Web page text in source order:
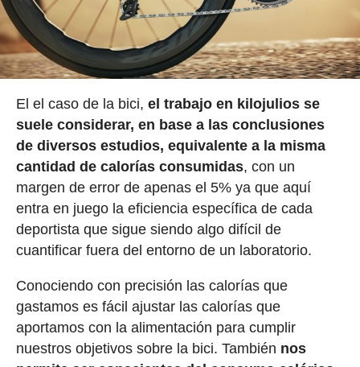
El el caso de la bici, el trabajo en kilojulios se
suele considerar, en base a las conclusiones
de diversos estudios, equivalente a la misma
cantidad de calorías consumidas, con un
margen de error de apenas el 5% ya que aquí
entra en juego la eficiencia específica de cada
deportista que sigue siendo algo difícil de
cuantificar fuera del entorno de un laboratorio.
Conociendo con precisión las calorías que
gastamos es fácil ajustar las calorías que
aportamos con la alimentación para cumplir
nuestros objetivos sobre la bici. También nos